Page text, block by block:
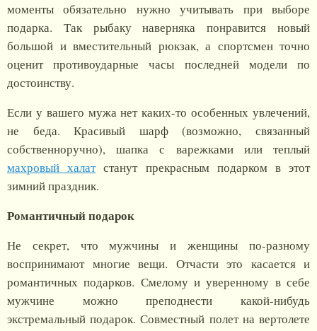
моменты обязательно нужно учитывать при выборе
подарка. Так рыбаку наверняка понравится новый
большой и вместительный рюкзак, а спортсмен точно
оценит противоударные часы последней модели по
достоинству.
Если у вашего мужа нет каких-то особенных увлечений,
не беда. Красивый шарф (возможно, связанный
собственноручно), шапка с варежками или теплый
махровый халатстанут прекрасным подарком в этот
зимний праздник.
Романтичный подарок
Не секрет, что мужчины и женщины по-разному
воспринимают многие вещи. Отчасти это касается и
романтичных подарков. Смелому и уверенному в себе
мужчине можно преподнести какой-нибудь
экстремальный подарок. Совместный полет на вертолете